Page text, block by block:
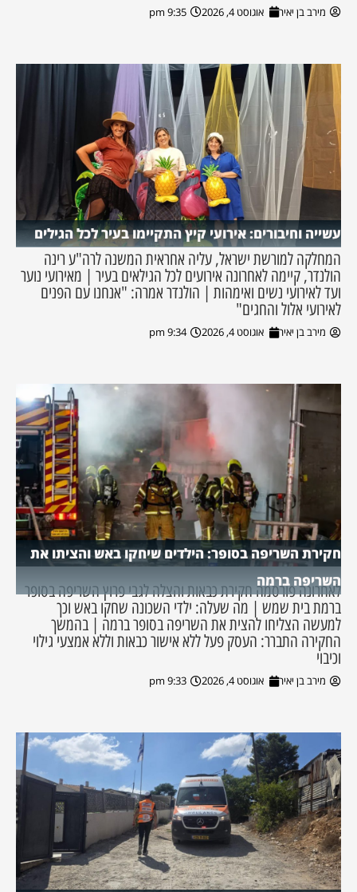
מירב בן יאיר אוגוסט 4, 2026 9:35 pm
עשייה וחיבורים: אירועי קיץ התקיימו בעיר לכל הגילים
המחלקה למורשת ישראל, עליה אחראית המשנה לרה"ע רינה
הולנדר, קיימה לאחרונה אירועים לכל הגילאים בעיר | מאירועי נוער
ועד לאירועי נשים ואימהות | הולנדר אמרה: "אנחנו עם הפנים
לאירועי אלול והחגים"
מירב בן יאיר אוגוסט 4, 2026 9:34 pm
חקירת השריפה בסופר: הילדים שיחקו באש והציתו את
השריפה ברמה
לאחרונה פורסמה חקירת כבאות והצלה לגבי פרוץ השריפה בסופר
ברמת בית שמש | מה שעלה: ילדי השכונה שחקו באש וכך
למעשה הצליחו להצית את השריפה בסופר ברמה | בהמשך
החקירה התברר: העסק פעל ללא אישור כבאות וללא אמצעי גילוי
וכיבוי
מירב בן יאיר אוגוסט 4, 2026 9:33 pm